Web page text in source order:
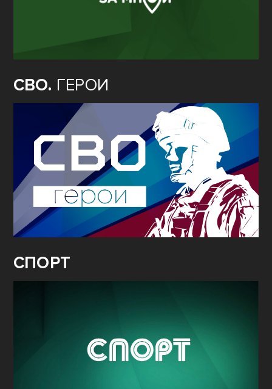
СВО. ГЕРОИ
СПОРТ